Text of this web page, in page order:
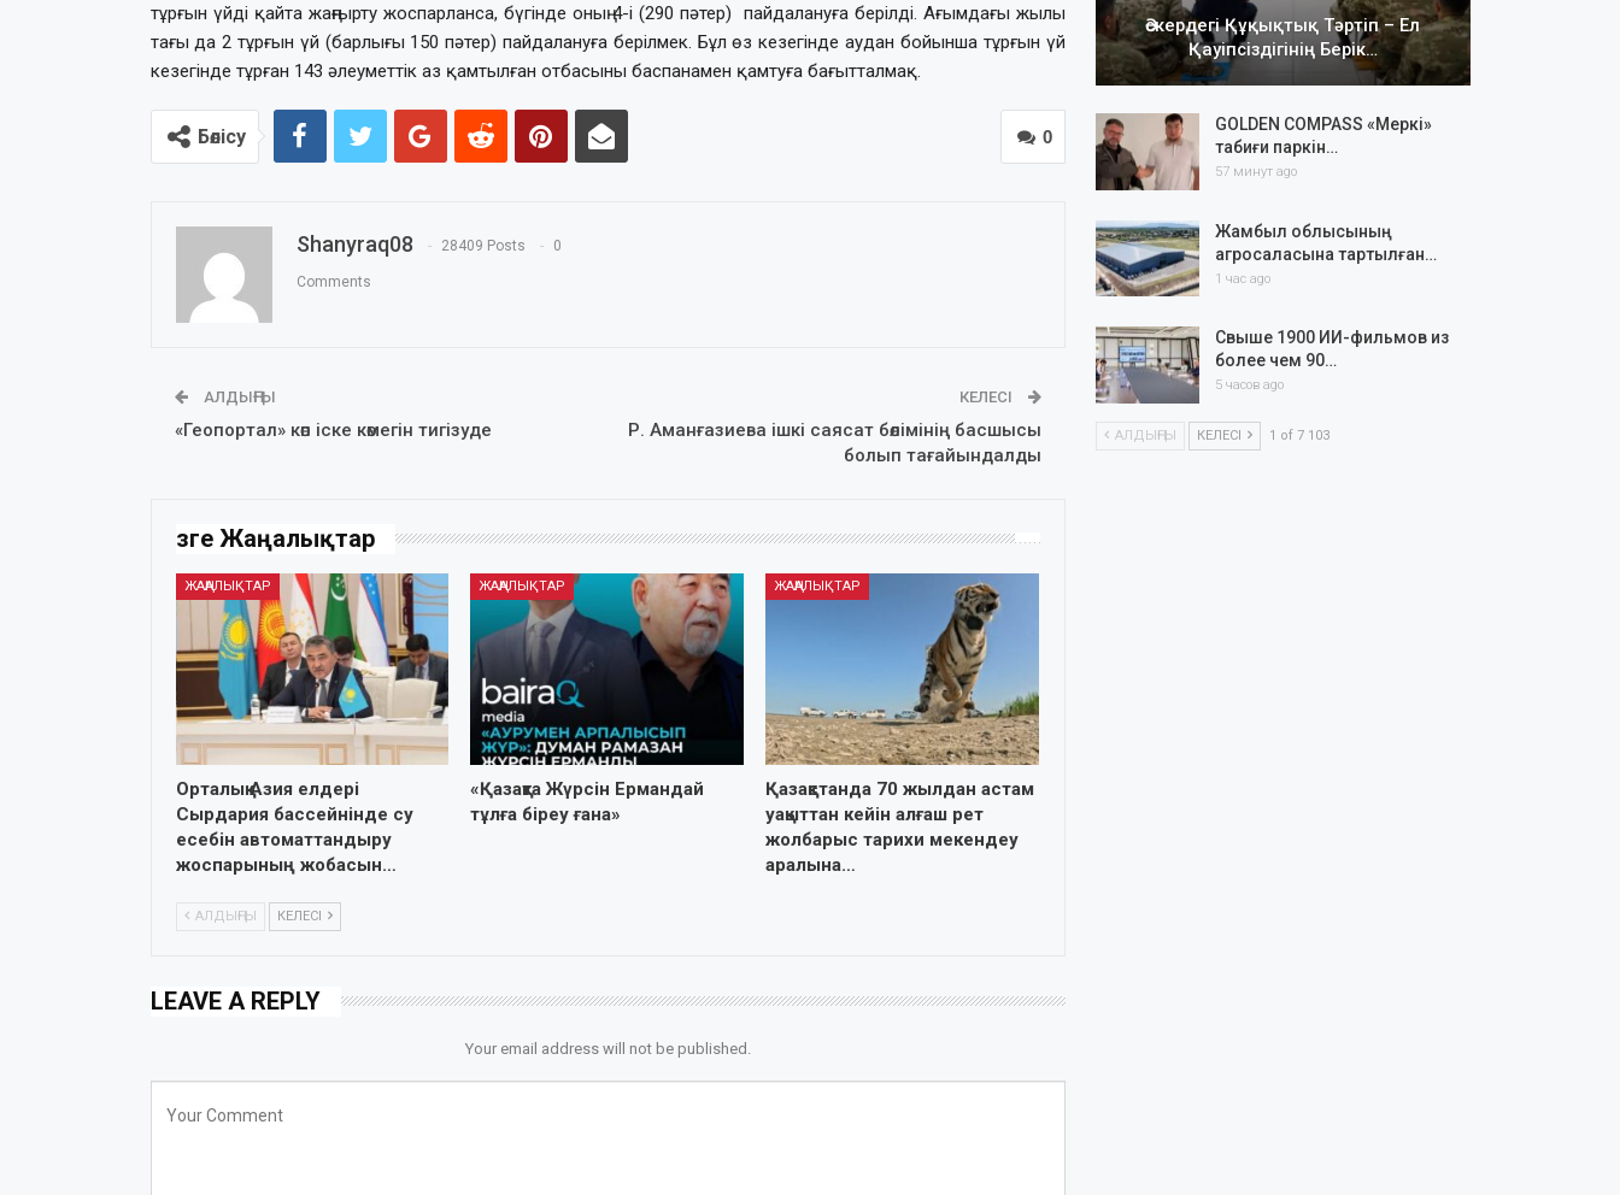
тұрғын үйді қайта жаңғырту жоспарланса, бүгінде оның 4-і (290 пәтер) пайдалануға берілді. Ағымдағы жылы
тағы да 2 тұрғын үй (барлығы 150 пәтер) пайдалануға берілмек. Бұл өз кезегінде аудан бойынша тұрғын үй
кезегінде тұрған 143 әлеуметтік аз қамтылған отбасыны баспанамен қамтуға бағытталмақ.
0
Бөлісу
Shanyraq08 28409 Posts 0
Comments
АЛДЫҢҒЫ
«Геопортал» көп іске көмегін тигізуде
КЕЛЕСІ
Р. Аманғазиева ішкі саясат бөлімінің басшысы
болып тағайындалды
Өзге Жаңалықтар
ЖАҢАЛЫҚТАР
Орталық Азия елдері
Сырдария бассейнінде су
есебін автоматтандыру
жоспарының жобасын…
ЖАҢАЛЫҚТАР
«Қазақта Жүрсін Ермандай
тұлға біреу ғана»
ЖАҢАЛЫҚТАР
Қазақстанда 70 жылдан астам
уақыттан кейін алғаш рет
жолбарыс тарихи мекендеу
аралына…
АЛДЫҢҒЫ КЕЛЕСІ
LEAVE A REPLY
Your email address will not be published.
Әскердегі Құқықтық Тәртіп – Ел
Қауіпсіздігінің Берік…
GOLDEN COMPASS «Меркі»
табиғи паркін…
57 минут ago
Жамбыл облысының
агросаласына тартылған…
1 час ago
Свыше 1900 ИИ-фильмов из
более чем 90…
5 часов ago
АЛДЫҢҒЫ КЕЛЕСІ 1 of 7 103